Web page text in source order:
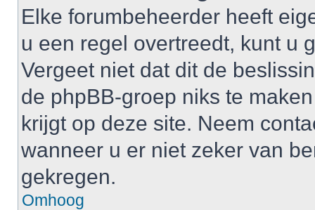
Elke forumbeheerder heeft
u een regel overtreedt, kunt u
Vergeet niet dat dit de
de phpBB-groep niks te
krijgt op deze site. Neem
wanneer u er niet zeker van
gekregen.
Omhoog